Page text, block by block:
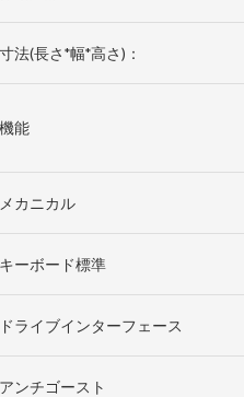
寸法(長さ*幅*高さ)：
機能
メカニカル
キーボード標準
ドライブインターフェース
アンチゴースト